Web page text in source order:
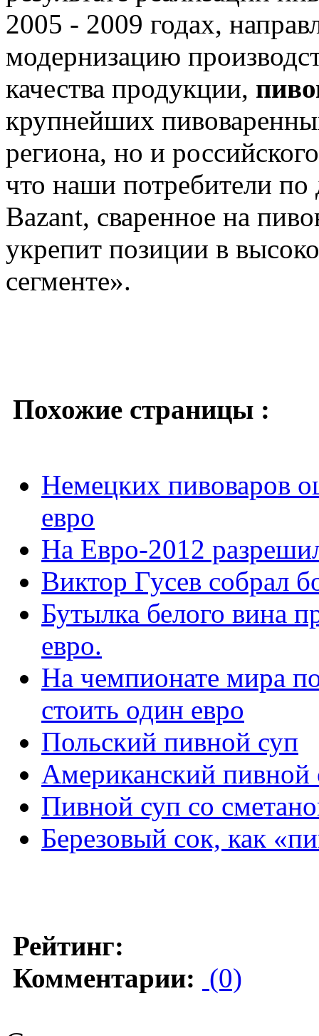
2005 - 2009 годах,
модернизацию
качества продукции,
крупнейших
региона, но и
что наши потребители по
Bazant, сваренное на
укрепит позиции в
сегменте».
Похожие страницы :
Немецких пивоваров
евро
На Евро-2012
Виктор Гусев собрал
Бутылка белого вина
евро.
На чемпионате мира
стоить один евро
Польский пивной суп
Американский пивной
Пивной суп со
Березовый сок, как
Рейтинг:
Комментарии: (0)